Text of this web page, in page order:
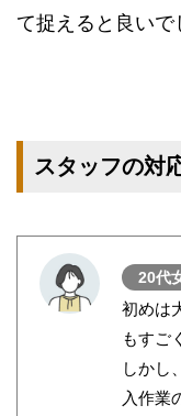
て捉えると良いで
スタッフの対
20代
初めは
もすご
しかし
入作業